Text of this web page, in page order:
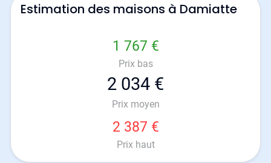
Estimation des maisons à Damiatte
1 767 €
Prix bas
2 034 €
Prix moyen
2 387 €
Prix haut